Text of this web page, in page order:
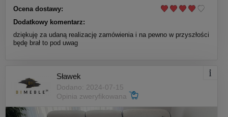
Ocena dostawy:
Dodatkowy komentarz:
dziękuję za udaną realizację zamówienia i na pewno w przyszłości
będę brał to pod uwag
Sławek
Dodano: 2024-07-15
Opinia zweryfikowana